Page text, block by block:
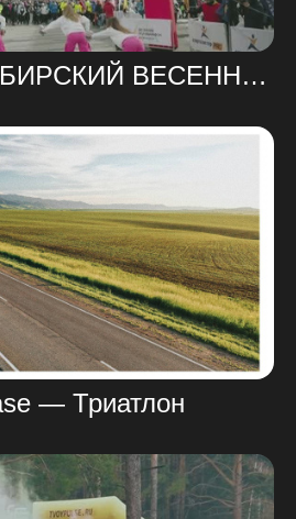
X — НОВОСИБИРСКИЙ ВЕСЕННИЙ ПОЛУМАРАФОН 2025
— Триатлон